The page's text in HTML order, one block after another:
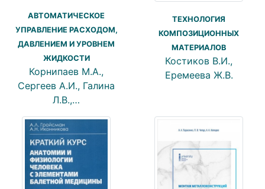
АВТОМАТИЧЕСКОЕ
УПРАВЛЕНИЕ РАСХОДОМ,
ДАВЛЕНИЕМ И УРОВНЕМ
ЖИДКОСТИ
Корнипаев М.А.,
Сергеев А.И., Галина
Л.В.,…
ТЕХНОЛОГИЯ
КОМПОЗИЦИОННЫХ
МАТЕРИАЛОВ
Костиков В.И.,
Еремеева Ж.В.